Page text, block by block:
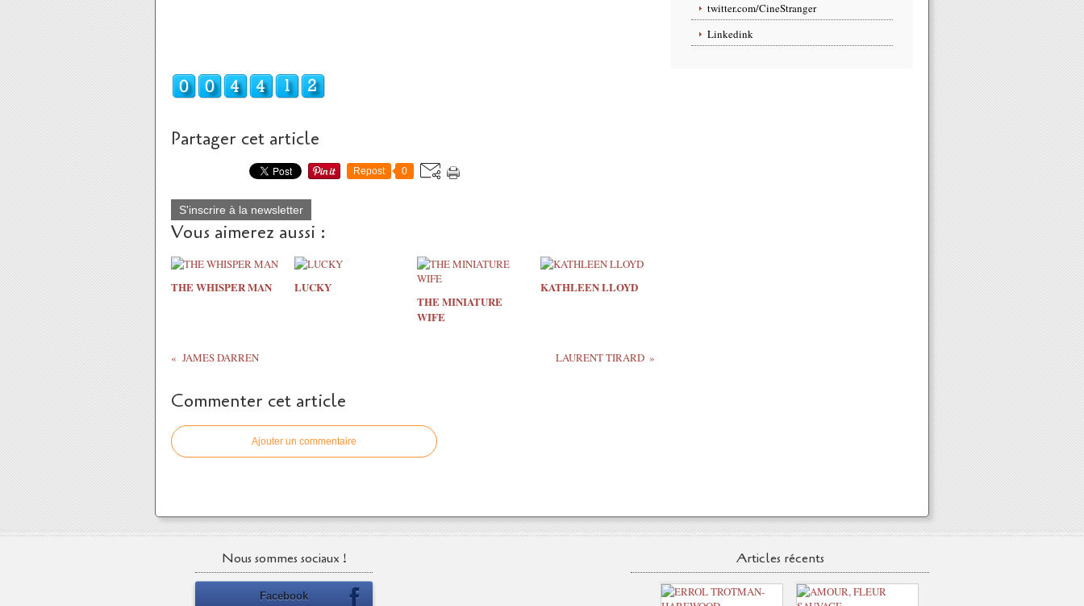
Partager cet article
Repost 0
S'inscrire à la newsletter
Vous aimerez aussi :
THE WHISPER MAN
LUCKY
THE MINIATURE
WIFE
KATHLEEN LLOYD
JAMES DARREN LAURENT TIRARD
Commenter cet article
Ajouter un commentaire
twitter.com/CineStranger
Linkedink
Nous sommes sociaux !
Facebook
Articles récents